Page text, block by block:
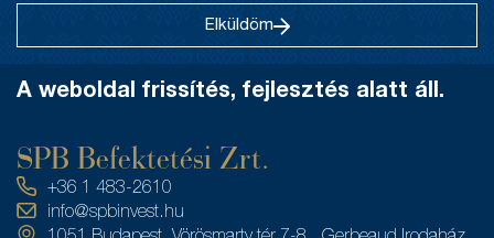
Elküldöm
A weboldal frissítés, fejlesztés alatt áll.
SPB Befektetési Zrt.
+36 1 483-2610
info@spbinvest.hu